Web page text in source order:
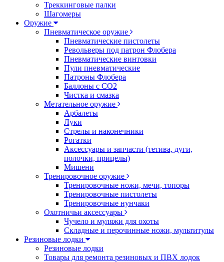
Треккинговые палки
Шагомеры
Оружие
Пневматическое оружие
Пневматические пистолеты
Револьверы под патрон Флобера
Пневматические винтовки
Пули пневматические
Патроны Флобера
Баллоны с CO2
Чистка и смазка
Метательное оружие
Арбалеты
Луки
Стрелы и наконечники
Рогатки
Аксессуары и запчасти (тетива, дуги,
полочки, прицелы)
Мишени
Тренировочное оружие
Тренировочные ножи, мечи, топоры
Тренировочные пистолеты
Тренировочные нунчаки
Охотничьи аксессуары
Чучело и муляжи для охоты
Складные и перочинные ножи, мультитулы
Резиновые лодки
Резиновые лодки
Товары для ремонта резиновых и ПВХ лодок